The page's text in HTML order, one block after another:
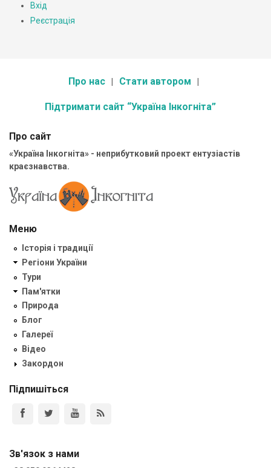
Вхід
Реєстрація
Про нас Стати автором
Підтримати сайт “Україна Інкогніта”
Про сайт
«Україна Інкогніта» - неприбутковий проект ентузіастів
краєзнавства.
Меню
Історія і традиції
Регіони України
Тури
Пам'ятки
Природа
Блог
Галереї
Відео
Закордон
Підпишіться
Зв'язок з нами